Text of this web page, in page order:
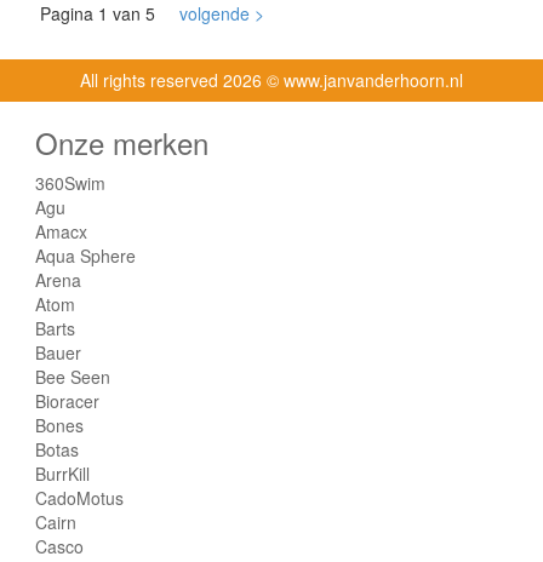
Pagina 1 van 5 volgende >
All rights reserved 2026 © www.janvanderhoorn.nl
Onze merken
360Swim
Agu
Amacx
Aqua Sphere
Arena
Atom
Barts
Bauer
Bee Seen
Bioracer
Bones
Botas
BurrKill
CadoMotus
Cairn
Casco